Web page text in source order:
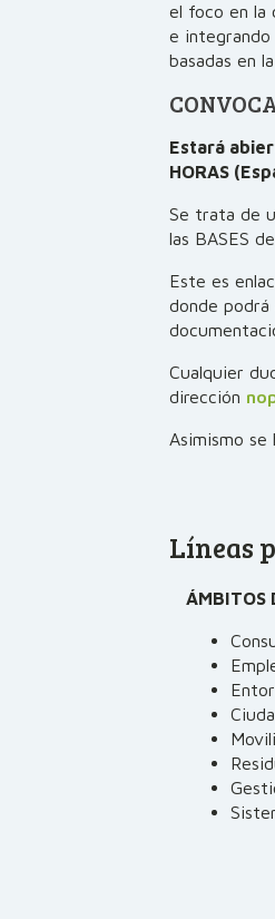
el foco en la
e integrando
basadas en la
Estará
HORAS
Se trata de
las BASES
Este es
donde podrá
Cualquier
dirección
Asimismo
Líneas
ÁMBITOS